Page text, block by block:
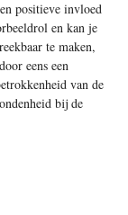
positieve invloed
en kan je
te maken,
eens een
van de
bij de